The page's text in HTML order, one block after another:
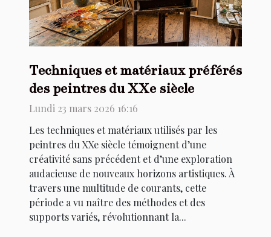
Techniques et matériaux préférés
des peintres du XXe siècle
Lundi 23 mars 2026 16:16
Les techniques et matériaux utilisés par les
peintres du XXe siècle témoignent d’une
créativité sans précédent et d’une exploration
audacieuse de nouveaux horizons artistiques. À
travers une multitude de courants, cette
période a vu naître des méthodes et des
supports variés, révolutionnant la...